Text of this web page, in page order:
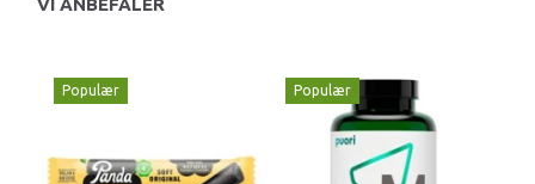
Populær Populær